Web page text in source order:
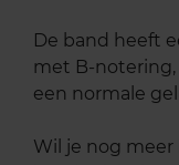
De band heeft
met B-
een normale
Wil je nog